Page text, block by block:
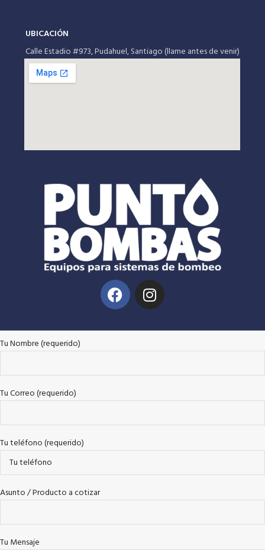
UBICACIÓN
Calle Estadio #973, Pudahuel, Santiago (llame antes de venir)
Tu Nombre (requerido)
Tu Correo (requerido)
Tu teléfono (requerido)
Asunto / Producto a cotizar
Tu Mensaje